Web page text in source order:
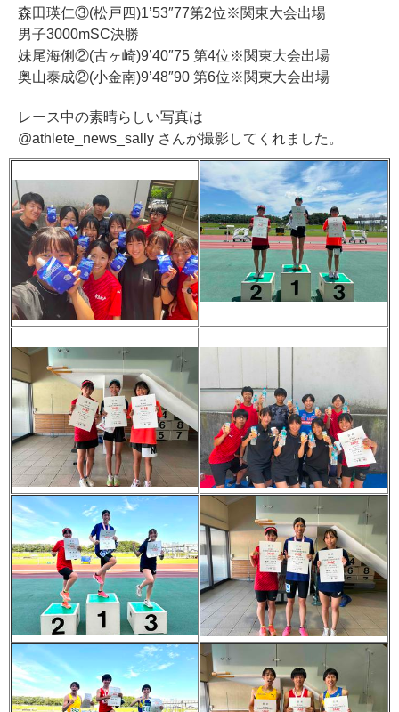
森田瑛仁③(松戸四)1’53″77第2位※関東大会出場
男子3000mSC決勝
妹尾海俐②(古ヶ崎)9’40″75 第4位※関東大会出場
奥山泰成②(小金南)9’48″90 第6位※関東大会出場
レース中の素晴らしい写真は
@athlete_news_sally さんが撮影してくれました。